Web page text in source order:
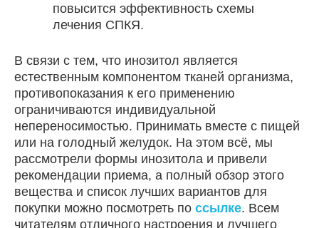
повысится эффективность схемы
лечения СПКЯ.
В связи с тем, что инозитол является
естественным компонентом тканей организма,
противопоказания к его применению
ограничиваются индивидуальной
непереносимостью. Принимать вместе с пищей
или на голодный желудок. На этом всё, мы
рассмотрели формы инозитола и привели
рекомендации приема, а полный обзор этого
вещества и список лучших вариантов для
покупки можно посмотреть по ссылке. Всем
читателям отличного настроения и лучшего